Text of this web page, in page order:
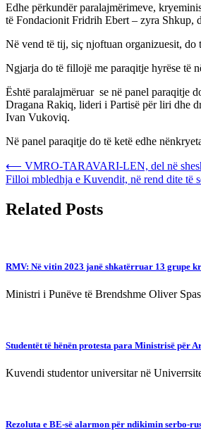
Edhe përkundër paralajmërimeve,
të Fondacionit Fridrih Ebert – zyra Shkup,
Në vend të tij, siç njoftuan organizuesit,
Ngjarja do të fillojë me paraqitje hyrëse të
Është paralajmëruar se në panel paraqitje
Dragana Rakiq, lideri i Partisë për liri dhe
Ivan Vukoviq.
Në panel paraqitje do të ketë edhe
Post
navigation
⟵ VMRO-TARAVARI-LEN, del në
Filloi mbledhja e Kuvendit, në rend dite të
Related Posts
RMV: Në vitin 2023 janë shkatërruar 13 grupe
Ministri i Punëve të Brendshme Oliver
Studentët të hënën protesta para Ministrisë për
Kuvendi studentor universitar në
Rezoluta e BE-së alarmon për ndikimin serbo-